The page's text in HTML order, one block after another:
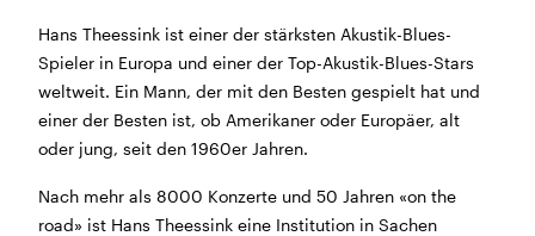
BAR+BISTROkurze Sommerpause, ab dem 10.8. sind
wir wieder im Haus und freuen uns auf euch <3
STADTFEST BRUGG
während demStadtfest Brugg, 20. bis 30. August,
bleibt das Haus jeweils von Freitag Abend bis Montag
Morgen geschlossen
Hans Theessink ist einer der stärksten Akustik-Blues-
Spieler in Europa und einer der Top-Akustik-Blues-Stars
weltweit. Ein Mann, der mit den Besten gespielt hat und
einer der Besten ist, ob Amerikaner oder Europäer, alt
oder jung, seit den 1960er Jahren.
Nach mehr als 8000 Konzerte und 50 Jahren «on the
road» ist Hans Theessink eine Institution in Sachen